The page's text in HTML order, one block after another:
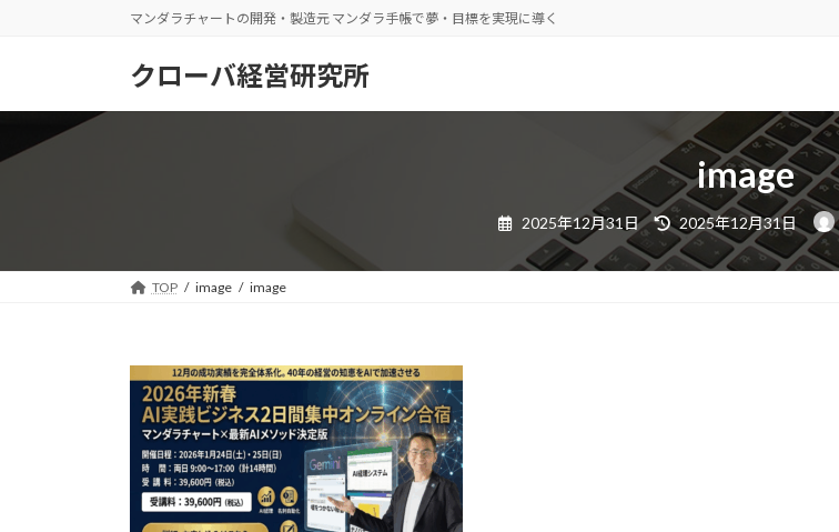
マンダラチャートの開発・製造元 マンダラ手帳で夢・目標を実現に導く
クローバ経営研究所
image
2025年12月31日
最
終
更
新
日
2025年12月31日
TOP image image